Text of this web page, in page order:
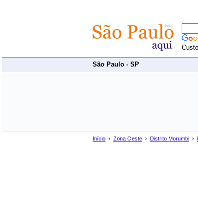
São Paulo - SP
Início › Zona Oeste › Distrito Morumbi ›